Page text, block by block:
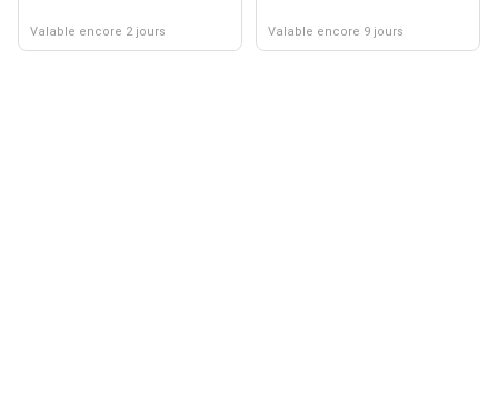
Valable encore 2 jours Valable encore 9 jours